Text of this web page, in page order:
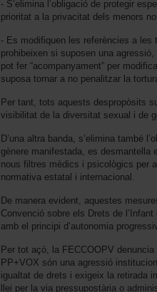
- S’elimina l’obligació de protegir
prioritat a la privacitat dels menors
- Es modifiquen les referències a les
prohibeixen si suposen una
pot fer “acompanyament” per
suposa tornar a no penalitzar la
Per tant, tots aquests despropòsits
visibilitat de la diversitat sexual i de
D’una altra banda, s’elimina també
gènere manifestada, es desmantella
nous filtres mèdics i psicològics per
normativa estatal i internacional.
De manera evident, aquestes
Convenció sobre els Drets de
amb el principi d’autonomia
Per tot açò, la FECCOOPV
PP+VOX són una agressió
igualtat de drets i exigeix la retirada
llei per la via pressupostària o